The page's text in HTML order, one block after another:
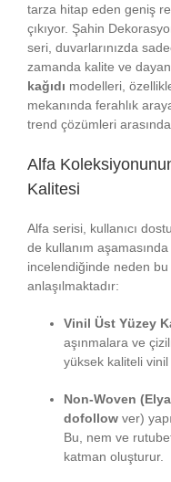
tarza hitap eden geniş
çıkıyor. Şahin
seri, duvarlarınızda
zamanda kalite ve
kağıdı modelleri,
mekanında ferahlık
trend çözümleri arasında
Alfa
Kalitesi
Alfa serisi, kullanıcı
de kullanım
incelendiğinde neden
anlaşılmaktadır:
Vinil Üst Yüzey
aşınmalara ve
yüksek kaliteli vinil
Non-Woven
dofollow ver)
Bu, nem ve
katman oluşturur.